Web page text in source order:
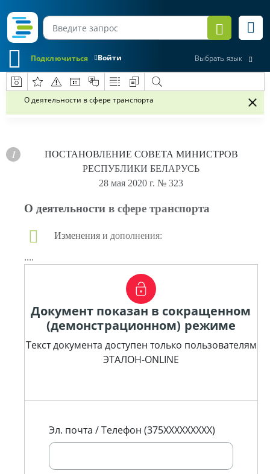
Войти
Подключиться Выбрать язык
О деятельности в сфере транспорта
ПОСТАНОВЛЕНИЕ СОВЕТА МИНИСТРОВ
РЕСПУБЛИКИ БЕЛАРУСЬ
28 мая 2020 г. № 323
О деятельности в сфере транспорта
Изменения и дополнения:
....
Документ показан в сокращенном
(демонстрационном) режиме
Текст документа доступен только пользователям
ЭТАЛОН-ONLINE
Эл. почта / Телефон (375XXXXXXXXX)